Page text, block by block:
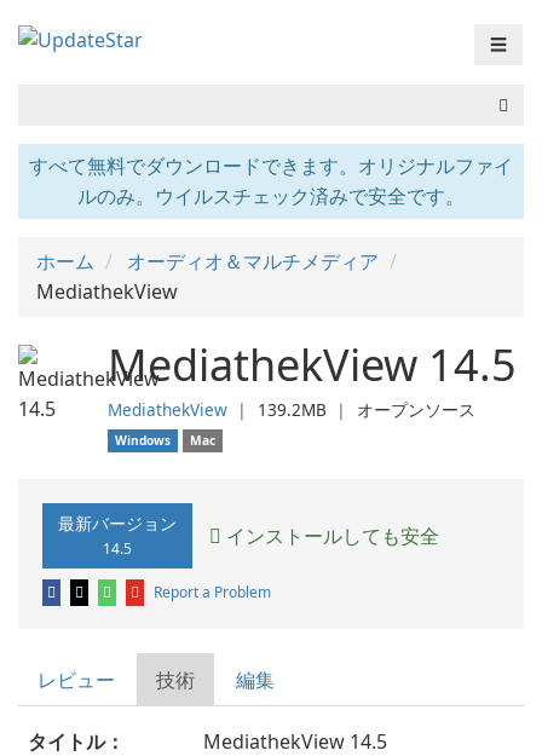
☰
すべて無料でダウンロードできます。オリジナルファイ
ルのみ。ウイルスチェック済みで安全です。
ホーム
オーディオ＆マルチメディア
MediathekView
MediathekView 14.5
MediathekView ❘ 139.2MB ❘ オープンソース
Windows Mac
最新バージョン
14.5 インストールしても安全
Report a Problem
レビュー 技術 編集
タイトル：
MediathekView 14.5